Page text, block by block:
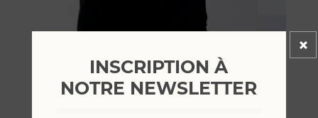
INSCRIPTION À
NOTRE NEWSLETTER